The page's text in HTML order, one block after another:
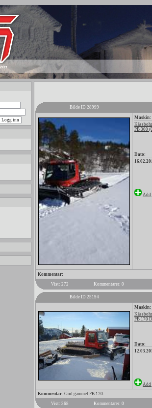
Bilde ID 28999
Maskin:
PB 300
Dato:
Add
Kommentar:
Vist: 272
Kommentarer: 0
Bilde ID 25194
Maskin:
PB 170
Dato:
Add
Kommentar: God gammel PB 170.
Vist: 368
Kommentarer: 0